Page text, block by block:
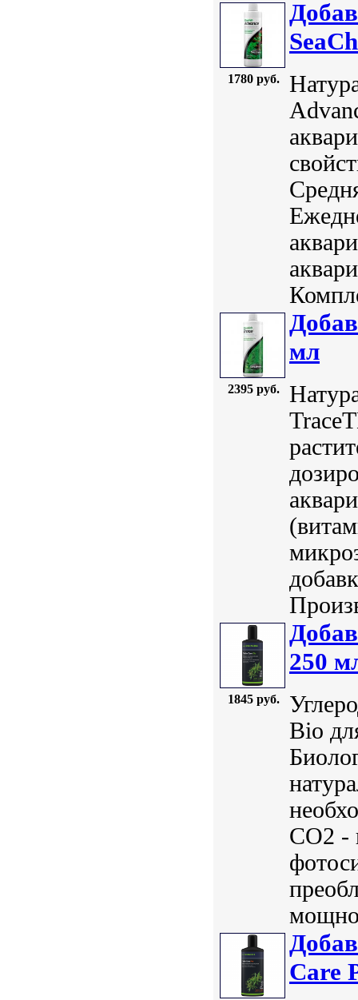
1780 руб.
2395 руб.
мл
1845 руб.
250
Bio
СО2 -
Care